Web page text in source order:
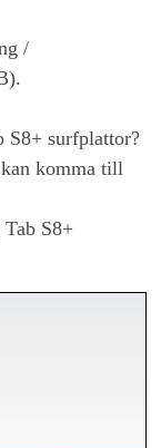
/
S8+ surfplattor?
komma till
Tab S8+